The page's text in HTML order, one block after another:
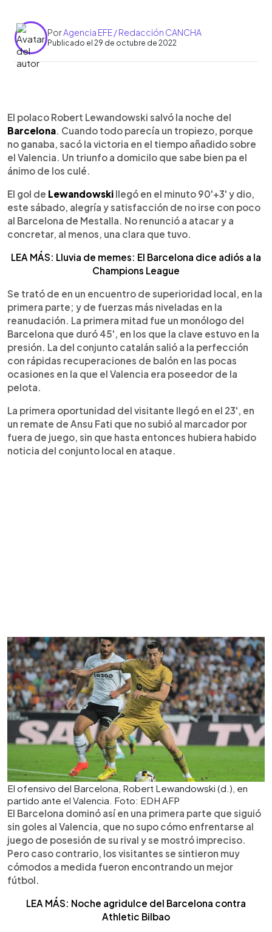
PorAgencia EFE / Redacción CANCHA
Publicado el 29 de octubre de 2022
Escuchar artículo
El polaco Robert Lewandowski salvó la noche del
Barcelona . Cuando todo parecía un tropiezo, porque
no ganaba, sacó la victoria en el tiempo añadido sobre
el Valencia. Un triunfo a domicilo que sabe bien pa el
ánimo de los culé.
El gol de Lewandowski llegó en el minuto 90'+3' y dio,
este sábado, alegría y satisfacción de no irse con poco
al Barcelona de Mestalla. No renunció a atacar y a
concretar, al menos, una clara que tuvo.
LEA MÁS: Lluvia de memes: El Barcelona dice adiós a la
Champions League
Se trató de en un encuentro de superioridad local, en la
primera parte; y de fuerzas más niveladas en la
reanudación. La primera mitad fue un monólogo del
Barcelona que duró 45', en los que la clave estuvo en la
presión. La del conjunto catalán salió a la perfección
con rápidas recuperaciones de balón en las pocas
ocasiones en la que el Valencia era poseedor de la
pelota.
La primera oportunidad del visitante llegó en el 23', en
un remate de Ansu Fati que no subió al marcador por
fuera de juego, sin que hasta entonces hubiera habido
noticia del conjunto local en ataque.
El ofensivo del Barcelona, Robert Lewandowski (d.), en
partido ante el Valencia. Foto: EDH AFP
El Barcelona dominó así en una primera parte que siguió
sin goles al Valencia, que no supo cómo enfrentarse al
juego de posesión de su rival y se mostró impreciso.
Pero caso contrario, los visitantes se sintieron muy
cómodos a medida fueron encontrando un mejor
fútbol.
LEA MÁS: Noche agridulce del Barcelona contra
Athletic Bilbao